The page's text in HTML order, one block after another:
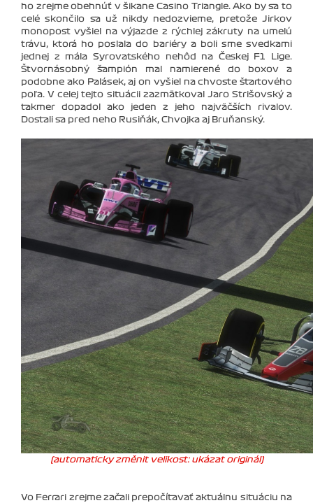
ho zrejme obehnúť v šikane Casino Triangle. Ako by sa to
celé skončilo sa už nikdy nedozvieme, pretože Jirkov
monopost vyšiel na výjazde z rýchlej zákruty na umelú
trávu, ktorá ho poslala do bariéry a boli sme svedkami
jednej z mála Syrovatského nehôd na Českej F1 Lige.
Štvornásobný šampión mal namierené do boxov a
podobne ako Palásek, aj on vyšiel na chvoste štartového
poľa. V celej tejto situácii zazmätkoval Jaro Strišovský a
takmer dopadol ako jeden z jeho najväčších rivalov.
Dostali sa pred neho Rusiňák, Chvojka aj Bruňanský.
(automaticky změnit velikost: ukázat originál)
Vo Ferrari zrejme začali prepočítavať aktuálnu situáciu na